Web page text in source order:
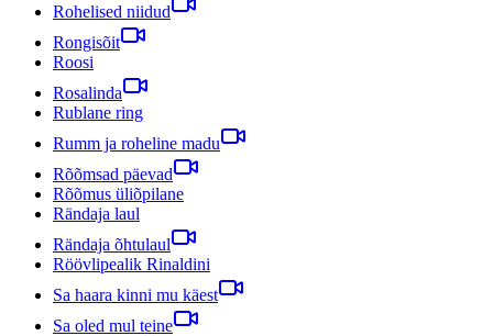
Rohelised niidud
Rongisõit
Roosi
Rosalinda
Rublane ring
Rumm ja roheline madu
Rõõmsad päevad
Rõõmus üliõpilane
Rändaja laul
Rändaja õhtulaul
Röövlipealik Rinaldini
Sa haara kinni mu käest
Sa oled mul teine